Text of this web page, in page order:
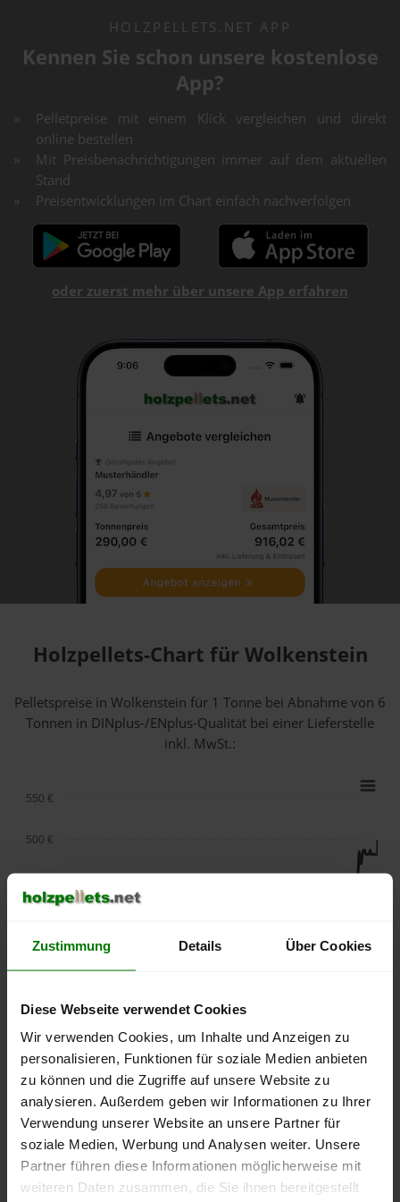
Zustimmung Details Über Cookies
Diese Webseite verwendet Cookies
Wir verwenden Cookies, um Inhalte und Anzeigen zu
personalisieren, Funktionen für soziale Medien anbieten
zu können und die Zugriffe auf unsere Website zu
analysieren. Außerdem geben wir Informationen zu Ihrer
Verwendung unserer Website an unsere Partner für
soziale Medien, Werbung und Analysen weiter. Unsere
Partner führen diese Informationen möglicherweise mit
weiteren Daten zusammen, die Sie ihnen bereitgestellt
HOLZPELLETS.NET APP
Kennen Sie schon unsere kostenlose
App?
Pelletpreise mit einem Klick vergleichen und direkt
online bestellen
Mit Preisbenachrichtigungen immer auf dem aktuellen
Stand
Preisentwicklungen im Chart einfach nachverfolgen
oder zuerst mehr über unsere App erfahren
Holzpellets-Chart für Wolkenstein
Pelletspreise in Wolkenstein für 1 Tonne bei Abnahmevon 6
Tonnen in DINplus-/ENplus-Qualität bei einer Lieferstelle
inkl. MwSt.:
lose Ware Sackware
September
Januar
Mai
250 €
300 €
500 €
550 €
Die aktuelle Preisentwicklung für Holzpellets in Deutschland
können Sie jederzeit auf unsererPelletspreise-Seite
nachvollziehen.